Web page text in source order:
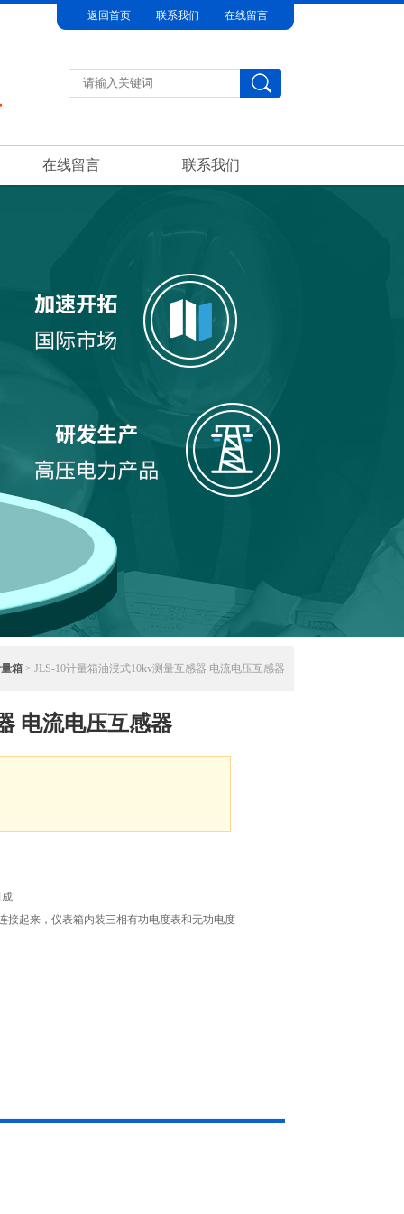
返回首页 联系我们 在线留言
在线留言 联系我们
箱 > JLS-10计量箱油浸式10kv测量互感器 电流电压互感器
电流电压互感器
接起来，仪表箱内装三相有功电度表和无功电度